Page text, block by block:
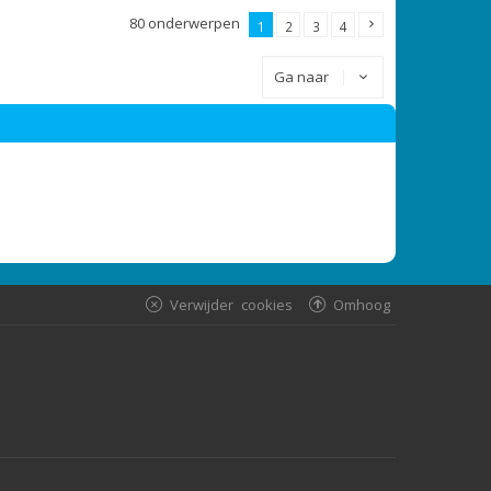
80 onderwerpen 1 2 3 4
Ga naar
Omhoog
Verwijder cookies